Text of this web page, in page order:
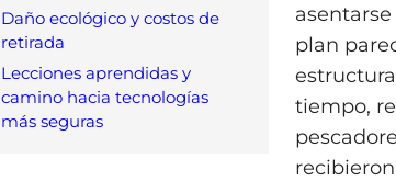
Daño ecológico y costos de
retirada
Lecciones aprendidas y
camino hacia tecnologías
más seguras
plan
tiempo,